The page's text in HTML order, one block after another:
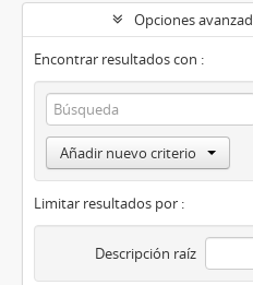
Opciones
Encontrar resultados con :
Añadir nuevo criterio
Limitar resultados por :
Descripción raíz